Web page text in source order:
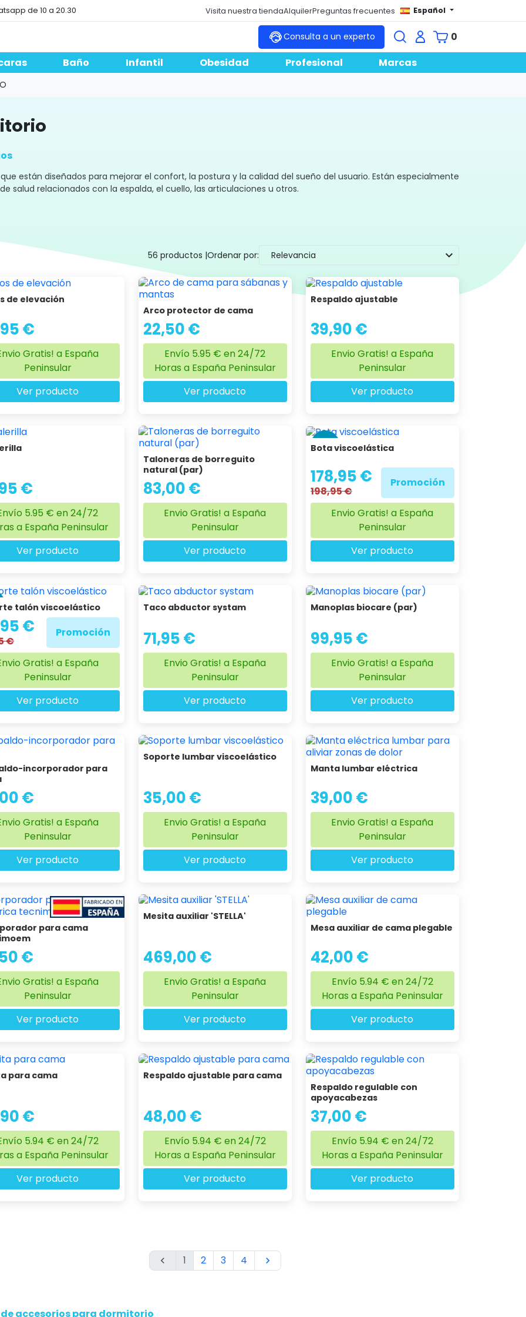
de 10 a 20.30 Visita nuestra tiendaAlquilerPreguntas frecuentes Español
Consulta a un experto
0
Baño Infantil Obesidad Profesional Marcas
están diseñados para mejorar el confort, la postura y la calidad del sueño del usuario. Están especialmente
salud relacionados con la espalda, el cuello, las articulaciones u otros.
56 productos |Ordenar por: Relevancia expand_more
de elevación
€
Gratis! a España
Peninsular
Ver producto
Arco protector de cama
22,50 €
Envío 5.95 € en 24/72
Horas a España Peninsular
Ver producto
Respaldo ajustable
39,90 €
Envio Gratis! a España
Peninsular
Ver producto
€
5.95 € en 24/72
a España Peninsular
Ver producto
Taloneras de borreguito
natural (par)
83,00 €
Envio Gratis! a España
Peninsular
Ver producto
-10 %
Bota viscoelástica
178,95 €
198,95 €
Promoción
Envio Gratis! a España
Peninsular
Ver producto
talón viscoelástico
€
€
Promoción
Gratis! a España
Peninsular
Ver producto
Taco abductor systam
71,95 €
Envio Gratis! a España
Peninsular
Ver producto
Manoplas biocare (par)
99,95 €
Envio Gratis! a España
Peninsular
Ver producto
incorporador para
€
Gratis! a España
Peninsular
Ver producto
Soporte lumbar viscoelástico
35,00 €
Envio Gratis! a España
Peninsular
Ver producto
Manta lumbar eléctrica
39,00 €
Envio Gratis! a España
Peninsular
Ver producto
para cama
€
Gratis! a España
Peninsular
Ver producto
Mesita auxiliar 'STELLA'
469,00 €
Envio Gratis! a España
Peninsular
Ver producto
Mesa auxiliar de cama plegable
42,00 €
Envío 5.94 € en 24/72
Horas a España Peninsular
Ver producto
para cama
€
5.94 € en 24/72
a España Peninsular
Ver producto
Respaldo ajustable para cama
48,00 €
Envío 5.94 € en 24/72
Horas a España Peninsular
Ver producto
Respaldo regulable con
apoyacabezas
37,00 €
Envío 5.94 € en 24/72
Horas a España Peninsular
Ver producto
 1 2 3 4 
de accesorios para dormitorio